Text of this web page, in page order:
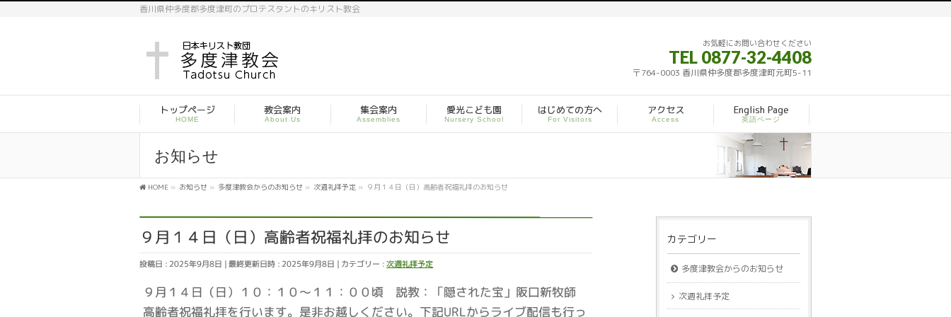
香川県仲多度郡多度津町のプロテスタントのキリスト教会
お気軽にお問い合わせください
TEL 0877-32-4408
〒764-0003 香川県仲多度郡多度津町元町5-11
トップページ
HOME
教会案内
About Us
集会案内
Assemblies
愛光こども園
Nursery School
はじめての方へ
For Visitors
アクセス
Access
English Page
英語ページ
お知らせ
HOME » お知らせ » 多度津教会からのお知らせ » 次週礼拝予定 » ９月１４日（日）高齢者祝福礼拝のお知らせ
９月１４日（日）高齢者祝福礼拝のお知らせ
投稿日 : 2025年9月8日 最終更新日時 : 2025年9月8日 カテゴリー :次週礼拝予定
９月１４日（日）１０：１０～１１：００頃 説教：「隠された宝」阪口新牧師
高齢者祝福礼拝を行います。是非お越しください。下記URLからライブ配信も行っ
カテゴリー
多度津教会からのお知らせ
次週礼拝予定